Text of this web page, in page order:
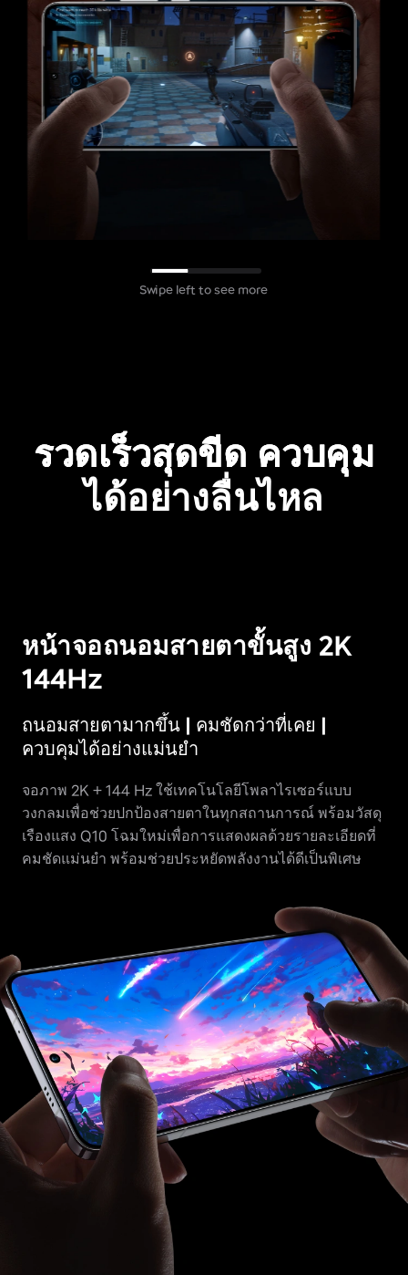
Swipe left to see more
รวดเร็วสุดขีด ควบคุม
ได้อย่างลื่นไหล
หน้าจอถนอมสายตาขั้นสูง 2K
144Hz
ถนอมสายตามากขึ้น | คมชัดกว่าที่เคย |
ควบคุมได้อย่างแม่นยำ
จอภาพ 2K + 144 Hz ใช้เทคโนโลยีโพลาไรเซอร์แบบ
วงกลมเพื่อช่วยปกป้องสายตาในทุกสถานการณ์ พร้อมวัสดุ
เรืองแสง Q10 โฉมใหม่เพื่อการแสดงผลด้วยรายละเอียดที่
คมชัดแม่นยำ พร้อมช่วยประหยัดพลังงานได้ดีเป็นพิเศษ